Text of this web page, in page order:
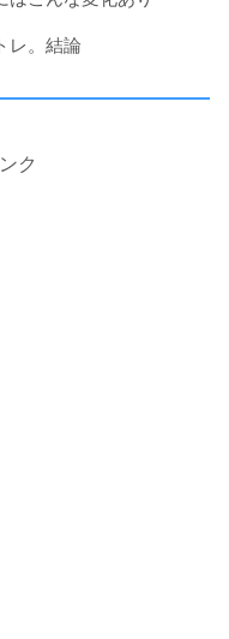
レ。結論
ク